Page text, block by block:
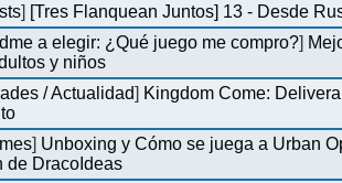
] [Tres Flanquean Juntos] 13 - Desde
a elegir: ¿Qué juego me compro?]
y niños
/ Actualidad] Kingdom Come:
] Unboxing y Cómo se juega a Urban
de DracoIdeas